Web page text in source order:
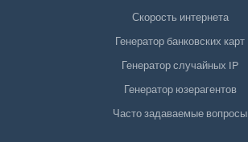
Скорость интернета
Генератор банковских карт
Генератор случайных IP
Генератор юзерагентов
Часто задаваемые вопросы